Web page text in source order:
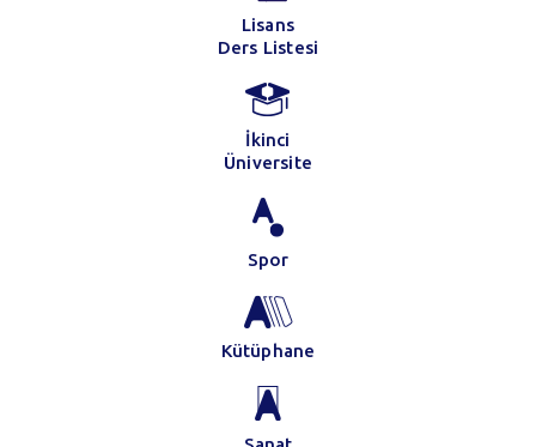
Lisans
Ders Listesi
İkinci
Üniversite
Spor
Kütüphane